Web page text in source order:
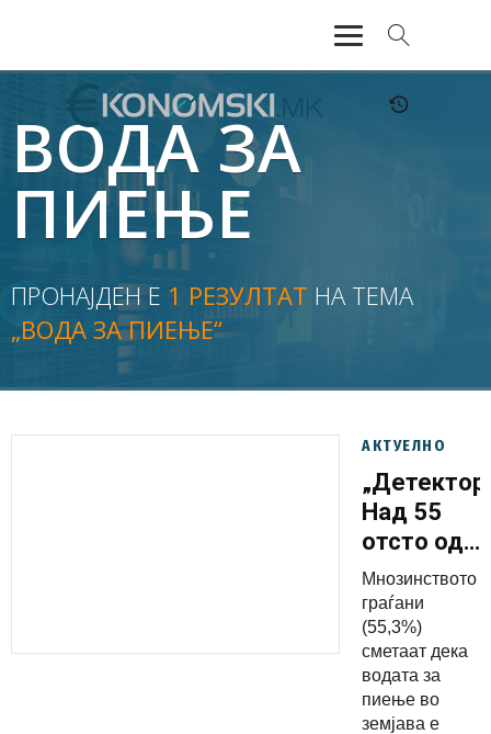
АКТУЕЛНО
ЕКОНОМИЈА
ФИНАНСИИ
БАНКАРСТВО
ЖИВОТ
МОЗАИК
ВОДА ЗА
ПИЕЊЕ
ПРОНАЈДЕН Е 1 РЕЗУЛТАТ НА ТЕМА
„ВОДА ЗА ПИЕЊЕ“
АКТУЕЛНО
Над 55
отсто од
граѓаните
сметаат
дека
водата за
пиење во
Мнозинството
граѓани
(55,3%)
сметаат дека
водата за
пиење во
земјава е